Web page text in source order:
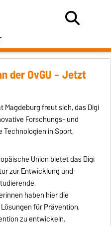
der OvGU – Jetzt
freut sich, das Digi
Forschungs- und
in Sport,
Union bietet das Digi
zur Entwicklung und
haben hier die
für Prävention,
zu entwickeln.